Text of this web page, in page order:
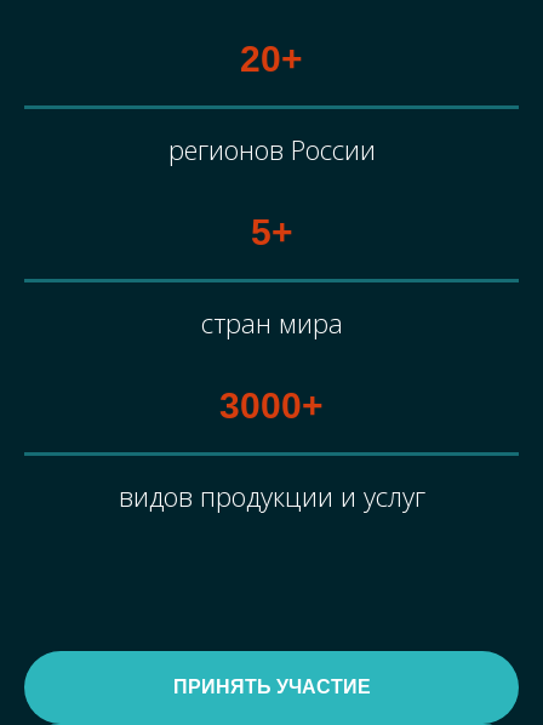
20+
регионов России
5+
стран мира
3000+
видов продукции и услуг
ПРИНЯТЬ УЧАСТИЕ